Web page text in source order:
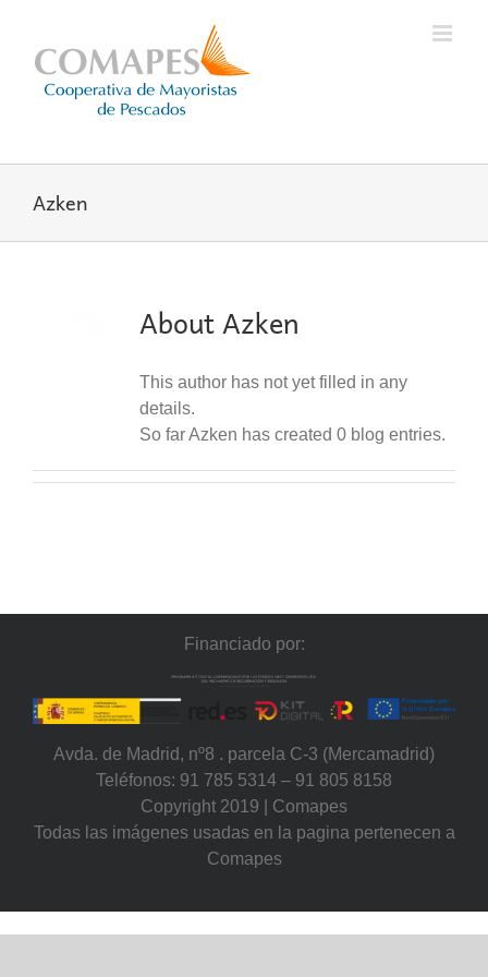
content
Azken
AboutAzken
This author has not yet filled in any
details.
So far Azken has created 0 blog entries.
Financiado por:
Avda. de Madrid, nº8 . parcela C-3 (Mercamadrid)
Teléfonos: 91 785 5314 – 91 805 8158
Copyright 2019 | Comapes
Todas las imágenes usadas en la pagina pertenecen a
Comapes